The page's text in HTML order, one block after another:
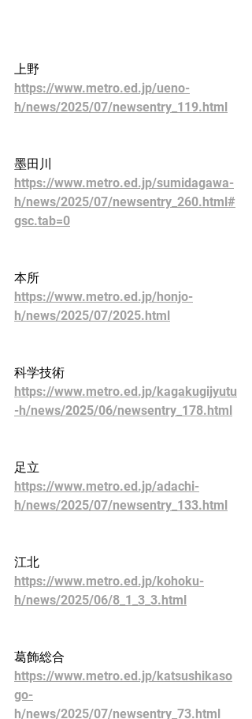
上野
https://www.metro.ed.jp/ueno-
h/news/2025/07/newsentry_119.html
墨田川
https://www.metro.ed.jp/sumidagawa-
h/news/2025/07/newsentry_260.html#
gsc.tab=0
本所
https://www.metro.ed.jp/honjo-
h/news/2025/07/2025.html
科学技術
https://www.metro.ed.jp/kagakugijyutu
-h/news/2025/06/newsentry_178.html
足立
https://www.metro.ed.jp/adachi-
h/news/2025/07/newsentry_133.html
江北
https://www.metro.ed.jp/kohoku-
h/news/2025/06/8_1_3_3.html
葛飾総合
https://www.metro.ed.jp/katsushikaso
go-
h/news/2025/07/newsentry_73.html